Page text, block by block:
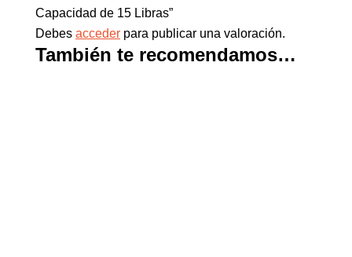
Capacidad de 15 Libras”
Debes acceder para publicar una valoración.
También te recomendamos…